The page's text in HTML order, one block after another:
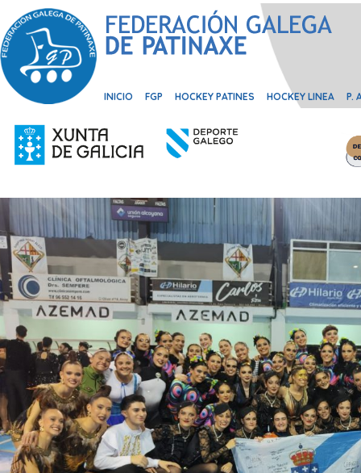
INICIO FGP HOCKEY PATINES HOCKEY LINEA P.